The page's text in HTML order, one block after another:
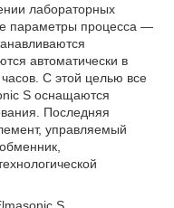
лабораторных
параметры процесса —
автоматически в
С этой целью все
S оснащаются
Последняя
управляемый
S